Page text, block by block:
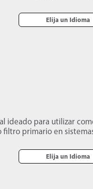
Elija un Idioma
ideado para utilizar
filtro primario en
Elija un Idioma